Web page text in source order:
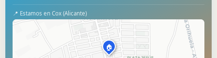
📍 Estamos en Cox (Alicante)
🏠